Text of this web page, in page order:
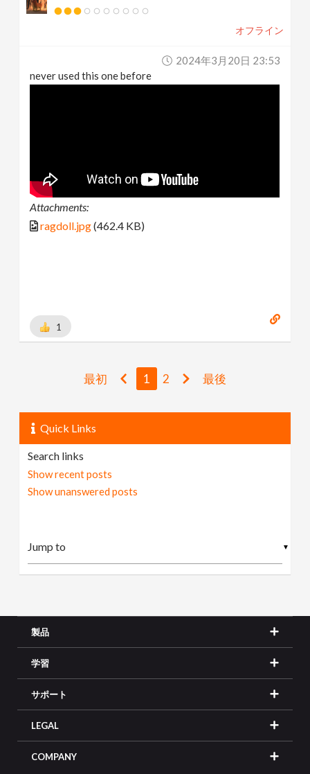
オフライン
2024年3月20日 23:53
never used this one before
Attachments:
ragdoll.jpg(462.4 KB)
1
最初 1 2 最後
Quick Links
Search links
Show recent posts
Show unanswered posts
▼
製品
学習
サポート
LEGAL
COMPANY